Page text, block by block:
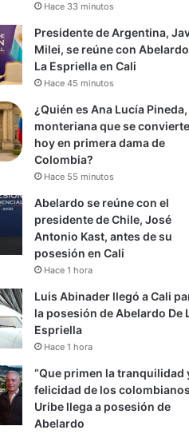
Hace 33 minutos
Presidente de Argentina,
Milei, se reúne con
La Espriella en Cali
Hace 45 minutos
¿Quién es Ana Lucía
monteriana que se convierte
hoy en primera dama de
Colombia?
Hace 55 minutos
Abelardo se reúne con el
presidente de Chile, José
Antonio Kast, antes de su
posesión en Cali
Hace 1 hora
Luis Abinader llegó a Cali
la posesión de Abelardo De
Espriella
Hace 1 hora
“Que primen la tranquilidad
felicidad de los
Uribe llega a posesión de
Abelardo